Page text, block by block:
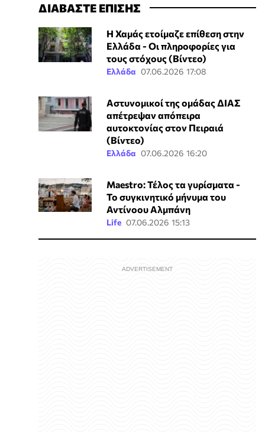
ΔΙΑΒΑΣΤΕ ΕΠΙΣΗΣ
Η Χαμάς ετοίμαζε επίθεση στην
Ελλάδα - Οι πληροφορίες για
τους στόχους (Βίντεο)
Ελλάδα 07.06.2026 17:08
Αστυνομικοί της ομάδας ΔΙΑΣ
απέτρεψαν απόπειρα
αυτοκτονίας στον Πειραιά
(Βίντεο)
Ελλάδα 07.06.2026 16:20
Maestro: Τέλος τα γυρίσματα -
Το συγκινητικό μήνυμα του
Αντίνοου Αλμπάνη
Life 07.06.2026 15:13